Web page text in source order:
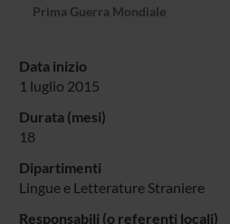
Prima Guerra Mondiale
Data inizio
1 luglio 2015
Durata (mesi)
18
Dipartimenti
Lingue e Letterature Straniere
Responsabili (o referenti locali)